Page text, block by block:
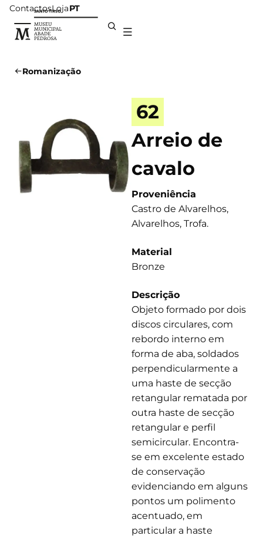
ContactosLojaPT
Romanização
62
Arreio de
cavalo
Proveniência
Castro de Alvarelhos,
Alvarelhos, Trofa.
Material
Bronze
Descrição
Objeto formado por dois
discos circulares, com
rebordo interno em
forma de aba, soldados
perpendicularmente a
uma haste de secção
retangular rematada por
outra haste de secção
retangular e perfil
semicircular. Encontra-
se em excelente estado
de conservação
evidenciando em alguns
pontos um polimento
acentuado, em
particular a haste